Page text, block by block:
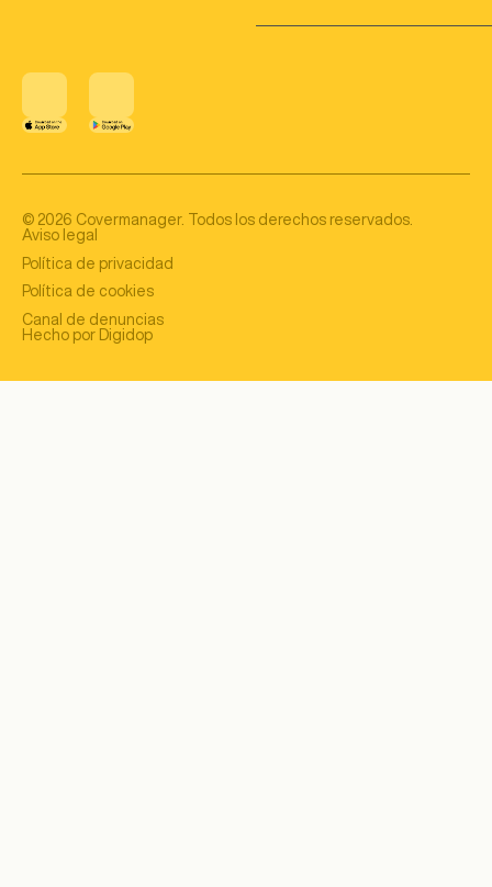
© 2026 Covermanager. Todos los derechos reservados.
Aviso legal
Política de privacidad
Política de cookies
Canal de denuncias
Hecho por Digidop